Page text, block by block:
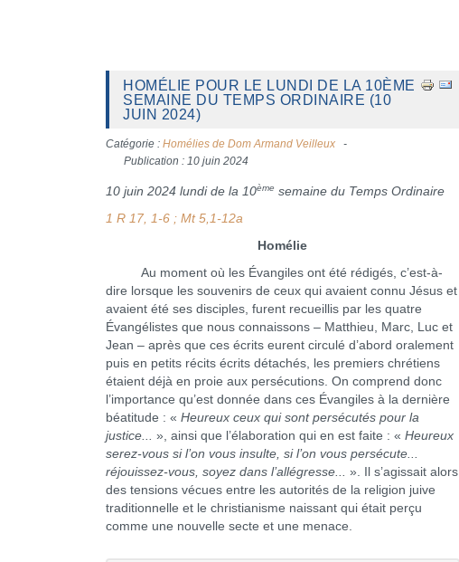
HOMÉLIE POUR LE LUNDI DE LA 10ÈME
SEMAINE DU TEMPS ORDINAIRE (10
JUIN 2024)
Catégorie : Homélies de Dom Armand Veilleux
Publication : 10 juin 2024
10 juin 2024 lundi de la 10ème semaine du Temps Ordinaire
1 R 17, 1-6 ; Mt 5,1-12a
Homélie
Au moment où les Évangiles ont été rédigés, c’est-à-
dire lorsque les souvenirs de ceux qui avaient connu Jésus et
avaient été ses disciples, furent recueillis par les quatre
Évangélistes que nous connaissons – Matthieu, Marc, Luc et
Jean – après que ces écrits eurent circulé d’abord oralement
puis en petits récits écrits détachés, les premiers chrétiens
étaient déjà en proie aux persécutions. On comprend donc
l’importance qu’est donnée dans ces Évangiles à la dernière
béatitude : « Heureux ceux qui sont persécutés pour la
justice... », ainsi que l’élaboration qui en est faite : « Heureux
serez-vous si l’on vous insulte, si l’on vous persécute...
réjouissez-vous, soyez dans l’allégresse... ». Il s’agissait alors
des tensions vécues entre les autorités de la religion juive
traditionnelle et le christianisme naissant qui était perçu
comme une nouvelle secte et une menace.